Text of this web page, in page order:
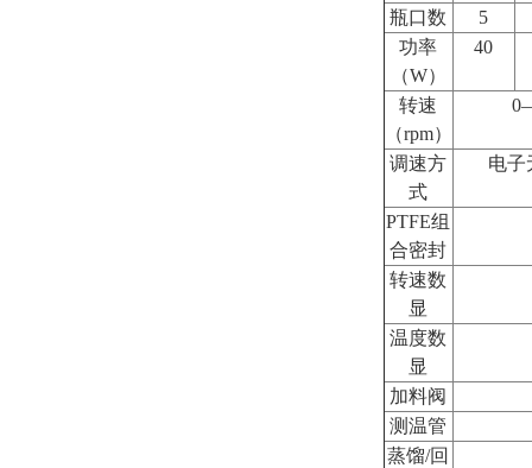
瓶口数
5
功率
（W）
40
转速
（rpm）
调速方
式
电子
PTFE组
合密封
转速数
显
温度数
显
加料阀
测温管
蒸馏/回